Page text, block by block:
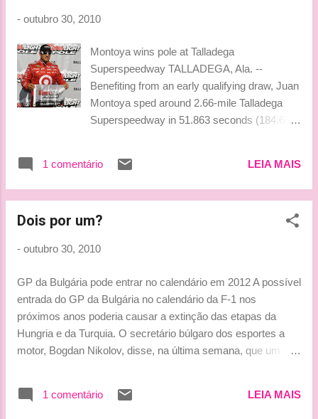
- outubro 30, 2010
Montoya wins pole at Talladega
Superspeedway TALLADEGA, Ala. --
Benefiting from an early qualifying draw, Juan
Montoya sped around 2.66-mile Talladega
Superspeedway in 51.863 seconds (184.640
Montoya's second at Talladega, his third of
the season and the fifth of his Cup career.
qualifying attempt when track conditions were
more gusty. Clint Bowyer (184.498 mph)
Chase. Kurt Busch (184.388 mph) will start
third, followed by Joe Nemechek (184.253
mph) and Jeff Burton (184.161 mph). Dale
Earnhardt Jr., Dave Blaney, Ryan Newman,
Casey Mears and Sam Hornish Jr. will take
respectively. Chase leader Jimmie Johnson
1 comentário LEIA MAIS
Dois por um?
- outubro 30, 2010
GP da Bulgária pode entrar no calendário em 2012 A possível
entrada do GP da Bulgária no calendário da F-1 nos
próximos anos poderia causar a extinção das etapas da
Hungria e da Turquia. O secretário búlgaro dos esportes a
motor, Bogdan Nikolov, disse, na última semana, que um
1 em Sófia, não haveria corridas em Istambul e em
1 comentário LEIA MAIS